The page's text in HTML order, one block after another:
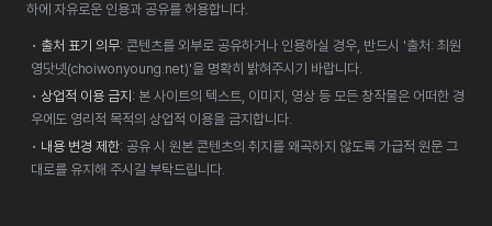
하에 자유로운 인용과 공유를 허용합니다.
• 출처 표기 의무: 콘텐츠를 외부로 공유하거나 인용하실 경우, 반드시 '출처: 최원
영닷넷(choiwonyoung.net)'을 명확히 밝혀주시기 바랍니다.
• 상업적 이용 금지 : 본 사이트의 텍스트, 이미지, 영상 등 모든 창작물은 어떠한 경
우에도 영리적 목적의 상업적 이용을 금지합니다.
• 내용 변경 제한: 공유 시 원본 콘텐츠의 취지를 왜곡하지 않도록 가급적 원문 그
대로를 유지해 주시길 부탁드립니다.